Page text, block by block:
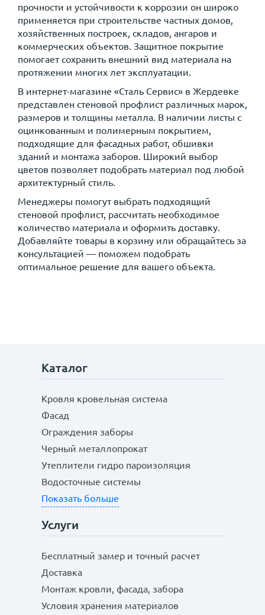
прочности и устойчивости к коррозии он широко
применяется при строительстве частных домов,
хозяйственных построек, складов, ангаров и
коммерческих объектов. Защитное покрытие
помогает сохранить внешний вид материала на
протяжении многих лет эксплуатации.
В интернет-магазине «Сталь Сервис» в Жердевке
представлен стеновой профлист различных марок,
размеров и толщины металла. В наличии листы с
оцинкованным и полимерным покрытием,
подходящие для фасадных работ, обшивки
зданий и монтажа заборов. Широкий выбор
цветов позволяет подобрать материал под любой
архитектурный стиль.
Менеджеры помогут выбрать подходящий
стеновой профлист, рассчитать необходимое
количество материала и оформить доставку.
Добавляйте товары в корзину или обращайтесь за
консультацией — поможем подобрать
оптимальное решение для вашего объекта.
Каталог
Кровля кровельная система
Фасад
Ограждения заборы
Черный металлопрокат
Утеплители гидро пароизоляция
Водосточные системы
Показать больше
Услуги
Бесплатный замер и точный расчет
Доставка
Монтаж кровли, фасада, забора
Условия хранения материалов